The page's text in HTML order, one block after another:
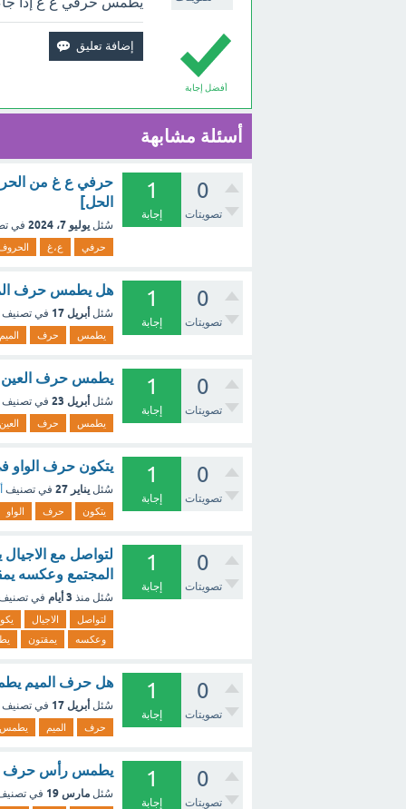
أفضل إجابة
أسئلة مشابهة
0
تصويتات
1
إجابة
حرفي ع غ من
الحل]
سُئل يوليو 7، 2024 في
حرفي ع،غ
0
تصويتات
1
إجابة
هل يطمس حرف
سُئل أبريل 17 في تصنيف
يطمس حرف الميم
0
تصويتات
1
إجابة
يطمس حرف العين
سُئل أبريل 23 في تصنيف
يطمس حرف العين
0
تصويتات
1
إجابة
يتكون حرف
سُئل يناير 27 في تصنيف
يتكون حرف الواو
0
تصويتات
1
إجابة
لتواصل مع
المجتمع وعكسه
سُئل منذ 3 أيام في
لتواصل الاجيال
وعكسه
يمقتون
0
تصويتات
1
إجابة
هل حرف الميم
سُئل أبريل 17 في تصنيف
حرف الميم يطمس
0
تصويتات
1
إجابة
يطمس رأس حرف
سُئل مارس 19 في